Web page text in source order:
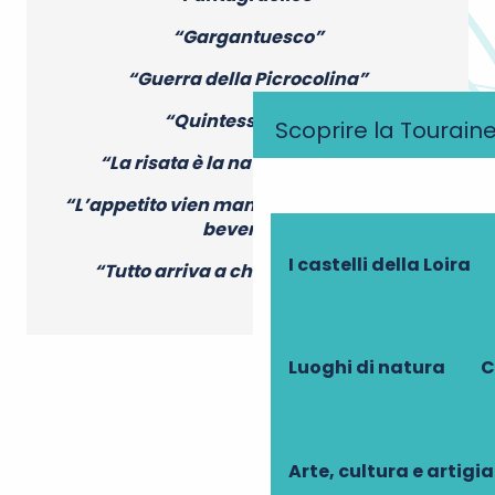
Scoprire la
I castelli della Loira
Luoghi di natura
Arte, cultura e
“Gargantuesco”
“Guerra della Picrocolina”
“Quintessenziale”
“La risata è la natura dell’uomo”
“L’appetito vien mangiando, la sete vien
bevendo”
“Tutto arriva a chi sa aspettare” …